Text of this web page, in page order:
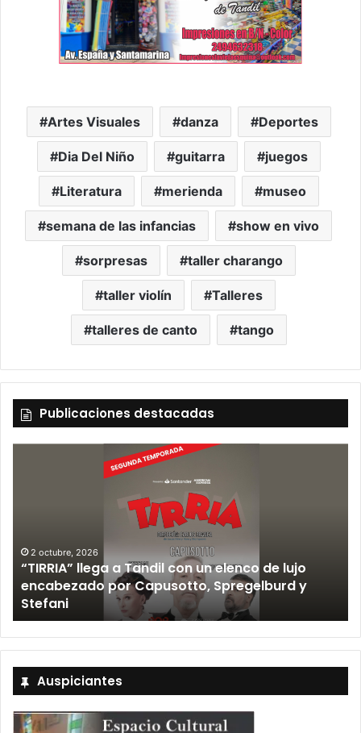
Artes Visuales danza Deportes
Dia Del Niño guitarra juegos
Literatura merienda museo
semana de las infancias show en vivo
sorpresas taller charango
taller violín Talleres
talleres de canto tango
Publicaciones destacadas
un elenco de lujo
Spregelburd y
12 septiembre, 2026
Los Fabulosos Cadillacs
Tandil y ya están a la venta
Auspiciantes